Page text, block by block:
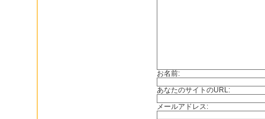
お名前:
あなたのサイトのURL:
メールアドレス: